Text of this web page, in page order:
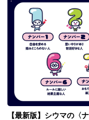
【最新版】シウマの〈